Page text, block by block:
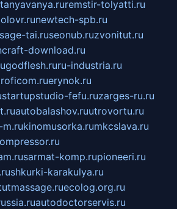
tanyavanya.ruremstir-tolyatti.ru
newtech-spb.ru
tai.ruseonub.ruzvonitut.ru
download.ru
godflesh.ruru-industria.ru
erynok.ru
startupstudio-fefu.ruzarges-ru.ru
autobalashov.ruutrovortu.ru
kinomusorka.rumkcslava.ru
sarmat-komp.rupioneeri.ru
shkurki-karakulya.ru
ecolog.org.ru
autodoctorservis.ru